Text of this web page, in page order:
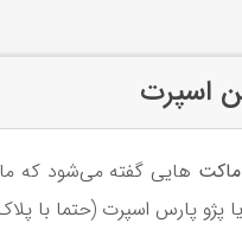
اسپرت
ماکت هایی گفته می‌شود که